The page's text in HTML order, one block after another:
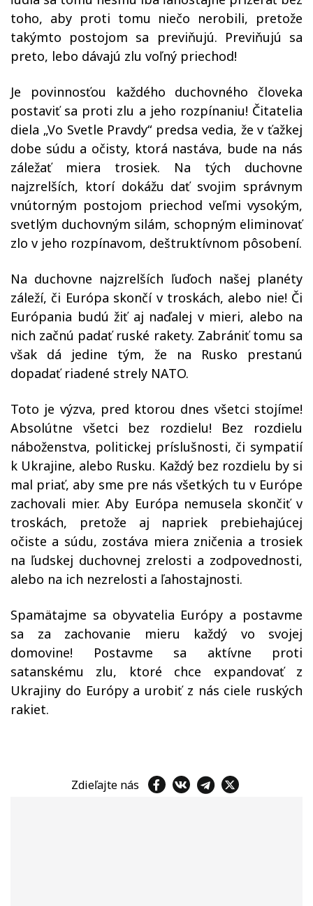
toho, aby proti tomu niečo nerobili, pretože
takýmto postojom sa previňujú. Previňujú sa
preto, lebo dávajú zlu voľný priechod!
Je povinnosťou každého duchovného človeka
postaviť sa proti zlu a jeho rozpínaniu! Čitatelia
diela „Vo Svetle Pravdy“ predsa vedia, že v ťažkej
dobe súdu a očisty, ktorá nastáva, bude na nás
záležať miera trosiek. Na tých duchovne
najzrelších, ktorí dokážu dať svojim správnym
vnútorným postojom priechod veľmi vysokým,
svetlým duchovným silám, schopným eliminovať
zlo v jeho rozpínavom, deštruktívnom pôsobení.
Na duchovne najzrelších ľuďoch našej planéty
záleží, či Európa skončí v troskách, alebo nie! Či
Európania budú žiť aj naďalej v mieri, alebo na
nich začnú padať ruské rakety. Zabrániť tomu sa
však dá jedine tým, že na Rusko prestanú
dopadať riadené strely NATO.
Toto je výzva, pred ktorou dnes všetci stojíme!
Absolútne všetci bez rozdielu! Bez rozdielu
náboženstva, politickej príslušnosti, či sympatií
k Ukrajine, alebo Rusku. Každý bez rozdielu by si
mal priať, aby sme pre nás všetkých tu v Európe
zachovali mier. Aby Európa nemusela skončiť v
troskách, pretože aj napriek prebiehajúcej
očiste a súdu, zostáva miera zničenia a trosiek
na ľudskej duchovnej zrelosti a zodpovednosti,
alebo na ich nezrelosti a ľahostajnosti.
Spamätajme sa obyvatelia Európy a postavme
sa za zachovanie mieru každý vo svojej
domovine! Postavme sa aktívne proti
satanskému zlu, ktoré chce expandovať z
Ukrajiny do Európy a urobiť z nás ciele ruských
rakiet.
Zdieľajte nás